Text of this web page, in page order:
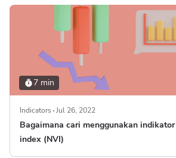
7 min
Indicators Jul 26, 2022
Bagaimana cari menggunakan
index (NVI)